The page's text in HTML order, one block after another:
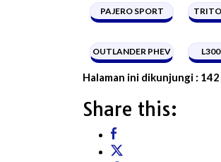
PAJERO SPORT
OUTLANDER PHEV L300
Halaman ini dikunjungi : 142
Share this: